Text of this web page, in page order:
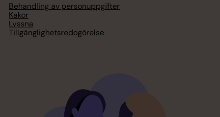
Behandling av personuppgifter
Kakor
Lyssna
Tillgänglighetsredogörelse